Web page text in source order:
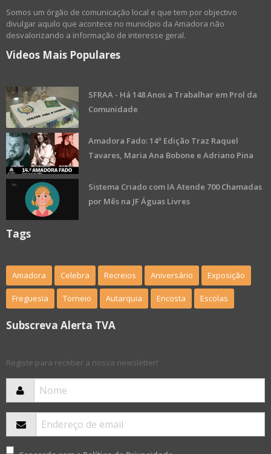
Somos um órgão de comunicação local e que tem por objectivo
divulgar aquilo que acontece no município da Amadora não
desvalorizando a informação de interesse geral.
Videos Mais Populares
SFRAA - Há 148 Anos a Trabalhar em Prol da
Comunidade
Amadora Fado: 14ª Edição Traz Raquel
Tavares, Maria Ana Bobone e Adriano Pina
Sistema Criado com IA Atende 700 Chamadas
por Mês na JF Águas Livres
Tags
Amadora Celebra Recreios Aniversário Exposição
Freguesia Torneio Autarquia Encosta Escolas
Subscreva Alerta TVA
Registe para receber a nossa newsletter!